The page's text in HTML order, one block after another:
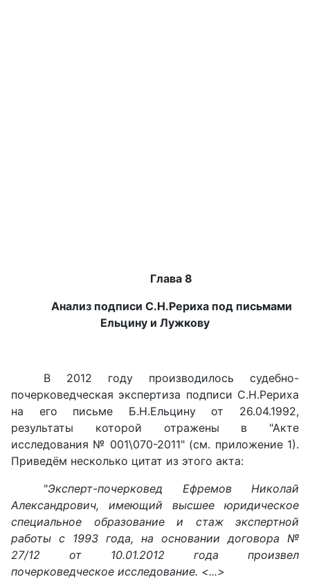
Глава 8
Анализ подписи С.Н.Рериха под письмами
Ельцину и Лужкову
В 2012 году производилось судебно-
почерковедческая экспертиза подписи С.Н.Рериха
на его письме Б.Н.Ельцину от 26.04.1992,
результаты которой отражены в "Акте
исследования № 001\070-2011" (см. приложение 1).
Приведём несколько цитат из этого акта:
"Эксперт-почерковед Ефремов Николай
Александрович, имеющий высшее юридическое
специальное образование и стаж экспертной
работы с 1993 года, на основании договора №
27/12 от 10.01.2012 года произвел
почерковедческое исследование. <...>